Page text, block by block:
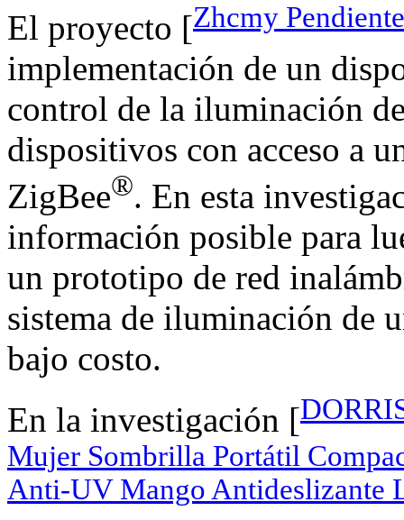
El proyecto [Zhcmy
implementación de un
control de la iluminación
dispositivos con acceso a
ZigBee®. En esta
información posible para
un prototipo de red
sistema de iluminación de
bajo costo.
En la investigación [
Mujer Sombrilla Portátil
Anti-UV Mango Antideslizante